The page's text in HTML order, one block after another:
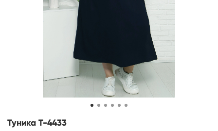
Туника Т-4433